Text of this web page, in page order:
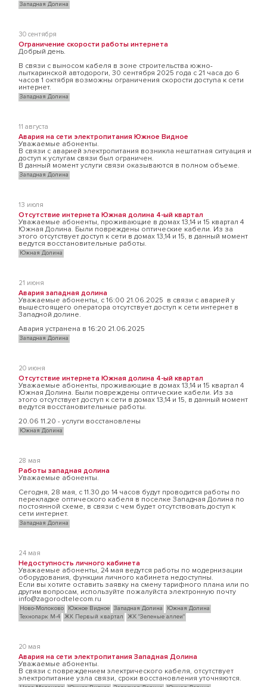
Западная Долина
30 сентября
Ограничение скорости работы интернета
Добрый день.
В связи с выносом кабеля в зоне строительства южно-
лыткаринской автодороги, 30 сентября 2025 года с 21 часа до 6
часов 1 октября возможны ограничения скорости доступа к сети
интернет.
Западная Долина
11 августа
Авария на сети электропитания Южное Видное
Уважаемые абоненты.
В связи с аварией электропитания возникла нештатная ситуация и
доступ к услугам связи был ограничен.
В данный момент услуги связи оказываются в полном объеме.
Западная Долина
13 июля
Отсутствие интернета Южная долина 4-ый квартал
Уважаемые абоненты, проживающие в домах 13,14 и 15 квартал 4
Южная Долина. Были повреждены оптические кабели. Из за
этого отсутствует доступ к сети в домах 13,14 и 15, в данный момент
ведутся восстановительные работы.
Южная Долина
21 июня
Авария западная долина
Уважаемые абоненты, с 16:00 21.06.2025 в связи с аварией у
вышестоящего оператора отсутствует доступ к сети интернет в
Западной долине.
Авария устранена в 16:20 21.06.2025
Западная Долина
20 июня
Отсутствие интернета Южная долина 4-ый квартал
Уважаемые абоненты, проживающие в домах 13,14 и 15 квартал 4
Южная Долина. Были повреждены оптические кабели. Из за
этого отсутствует доступ к сети в домах 13,14 и 15, в данный момент
ведутся восстановительные работы.
20.06 11.20 - услуги восстановлены
Южная Долина
28 мая
Работы западная долина
Уважаемые абоненты.
Сегодня, 28 мая, с 11.30 до 14 часов будут проводится работы по
перекладке оптического кабеля в поселке Западная Долина по
постоянной схеме, в связи с чем будет отсутствовать доступ к
сети интернет.
Западная Долина
24 мая
Недоступность личного кабинета
Уважаемые абоненты, 24 мая ведутся работы по модернизации
оборудования, функции личного кабинета недоступны.
Если вы хотите оставить заявку на смену тарифного плана или по
другим вопросам, используйте пожалуйста электронную почту
info@zagorodtelecom.ru
Ново-Молоково Южное Видное Западная Долина
Южная Долина
Технопарк М-4 ЖК Первый квартал ЖК "Зеленые аллеи"
20 мая
Авария на сети электропитания Западная Долина
Уважаемые абоненты.
В связи с повреждением электрического кабеля, отсутствует
электропитание узла связи, сроки восстановления уточняются.